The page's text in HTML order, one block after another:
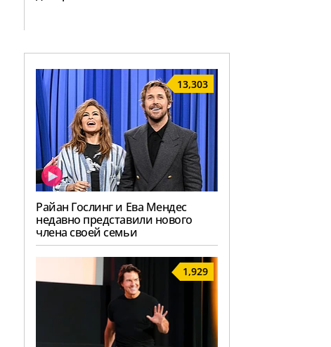
13,303
Райан Гослинг и Ева Мендес
недавно представили нового
члена своей семьи
1,929